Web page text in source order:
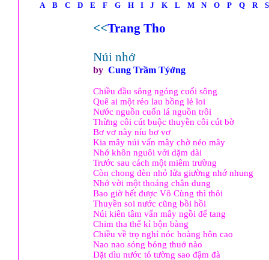
A B C D E F G H I J K L M N O P Q R S
<<Trang Tho
Núi nhớ
by Cung Trầm Týởng
Chiều đầu sông ngóng cuối sông
Quê ai một rẻo lau bồng lẻ loi
Nước nguồn cuốn lá nguồn trôi
Thừng côi cút buộc thuyền côi cút bờ
Bơ vơ này níu bơ vơ
Kia mây núi vấn mây chờ nẻo mây
Nhớ khôn nguôi với dặm dài
Trước sau cách một miêm trường
Còn chong đèn nhỏ lửa giường nhớ nhung
Nhớ vời một thoáng chân dung
Bao giờ hết được Vô Cùng thì thôi
Thuyền soi nước cũng bồi hồi
Núi kiên tâm vấn mây ngồi để tang
Chim tha thế kỉ bộn bàng
Chiều về trọ nghỉ nóc hoàng hôn cao
Nao nao sóng bóng thuở nào
Dặt dìu nước tỏ tường sao đậm đà